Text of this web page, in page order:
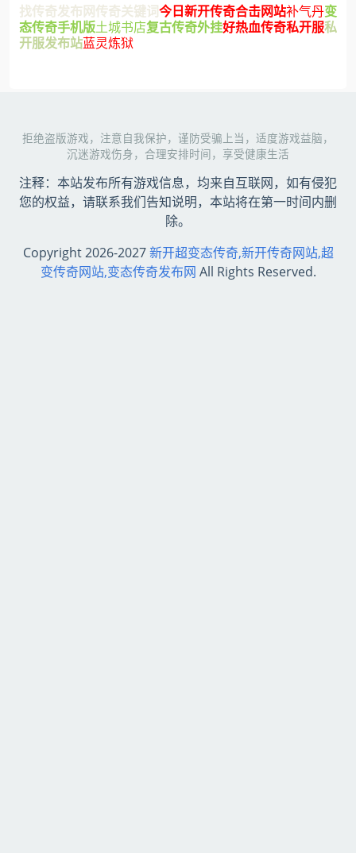
找传奇发布网传奇关键词今日新开传奇合击网站补气丹变
态传奇手机版土城书店复古传奇外挂好热血传奇私开服私
开服发布站蓝灵炼狱
拒绝盗版游戏，注意自我保护，谨防受骗上当，适度游戏益脑，
沉迷游戏伤身，合理安排时间，享受健康生活
注释：本站发布所有游戏信息，均来自互联网，如有侵犯
您的权益，请联系我们告知说明，本站将在第一时间内删
除。
Copyright 2026-2027新开超变态传奇,新开传奇网站,超
变传奇网站,变态传奇发布网 All Rights Reserved.